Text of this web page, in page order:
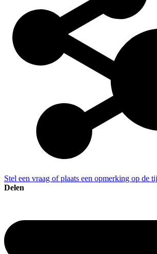
Stel een vraag of plaats een opmerking op de
Delen